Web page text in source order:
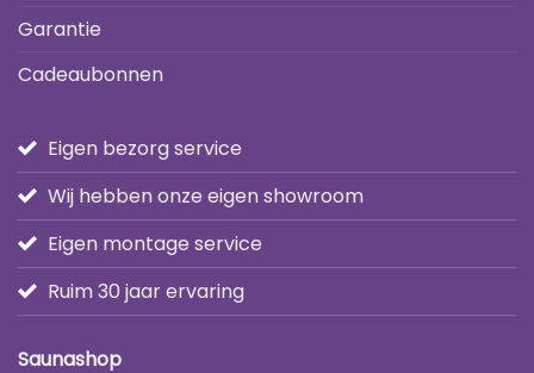
Garantie
Cadeaubonnen
Eigen bezorg service
Wij hebben onze eigen showroom
Eigen montage service
Ruim 30 jaar ervaring
Saunashop